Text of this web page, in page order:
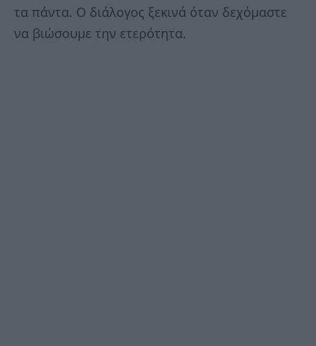
τα πάντα. Ο διάλογος ξεκινά όταν δεχόμαστε
να βιώσουμε την ετερότητα.